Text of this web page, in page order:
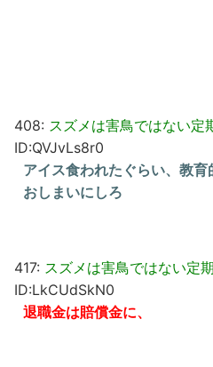
408: スズメは害鳥ではない定
ID:QVJvLs8r0
アイス食われたぐらい、教
おしまいにしろ
417: スズメは害鳥ではない定期
ID:LkCUdSkN0
退職金は賠償金に、